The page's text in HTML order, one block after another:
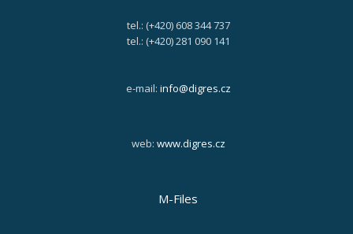
tel.: (+420) 608 344 737
tel.: (+420) 281 090 141
e-mail: info@digres.cz
web: www.digres.cz
M-Files